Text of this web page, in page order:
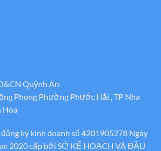
Quỳnh An
Phong Phường Phước Hải , TP Nha
Hòa
ký kinh doanh số 4201905278 Ngày
2020 cấp bới SỞ KẾ HOẠCH VÀ ĐẦU